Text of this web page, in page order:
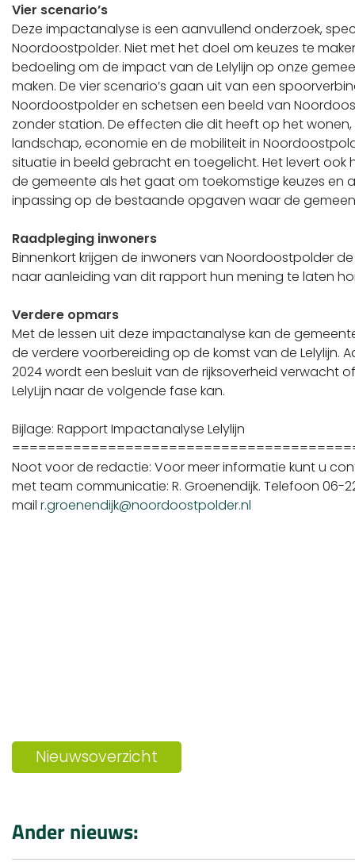
Vier scenario’s
Deze impactanalyse is een aanvullend onderzoek,
Noordoostpolder. Niet met het doel om keuzes te
bedoeling om de impact van de Lelylijn op onze
maken. De vier scenario’s gaan uit van een
Noordoostpolder en schetsen een beeld van
zonder station. De effecten die dit heeft op het wonen,
landschap, economie en de mobiliteit in
situatie in beeld gebracht en toegelicht. Het levert ook
de gemeente als het gaat om toekomstige keuzes en
inpassing op de bestaande opgaven waar de
Raadpleging inwoners
Binnenkort krijgen de inwoners van Noordoostpolder
naar aanleiding van dit rapport hun mening te laten
Verdere opmars
Met de lessen uit deze impactanalyse kan de
de verdere voorbereiding op de komst van de Lelylijn.
2024 wordt een besluit van de rijksoverheid verwacht
LelyLijn naar de volgende fase kan.
Bijlage: Rapport Impactanalyse Lelylijn
Noot voor de redactie: Voor meer informatie kunt u
met team communicatie: R. Groenendijk. Telefoon 06-
mail r.groenendijk@noordoostpolder.nl
Nieuwsoverzicht
Ander nieuws: